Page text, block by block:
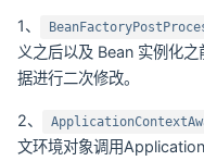
1、
义之后以及 Bean 实例化
据进行二次修改。
2、
文环境对象调用